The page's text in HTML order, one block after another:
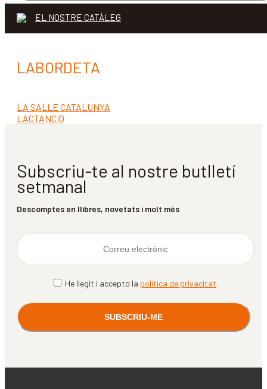
EL NOSTRE CATÀLEG
LABORDETA
Navegació
d'entrades
Entrada
anterior:
LA SALLE CATALUNYA
Pròxima
LACTANCIO
Subscriu-te al nostre butlletí
setmanal
Descomptes en llibres, novetats i molt més
He llegit i accepto la política de privacitat